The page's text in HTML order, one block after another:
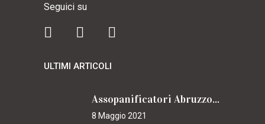
Seguici su
ULTIMI ARTICOLI
Assopanificatori Abruzzo e Molise insieme per il Cammino
8 Maggio 2021